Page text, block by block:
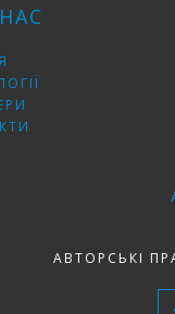
АВТОРСЬКІ